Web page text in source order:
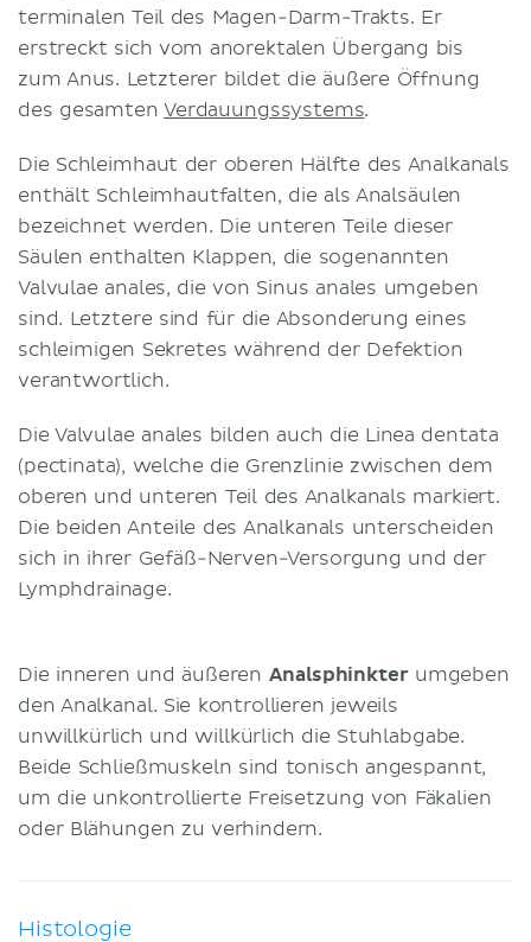
terminalen Teil des Magen-Darm-Trakts. Er
erstreckt sich vom anorektalen Übergang bis
zum Anus. Letzterer bildet die äußere Öffnung
des gesamtenVerdauungssystems.
Die Schleimhaut der oberen Hälfte des Analkanals
enthält Schleimhautfalten, die als Analsäulen
bezeichnet werden. Die unteren Teile dieser
Säulen enthalten Klappen, die sogenannten
Valvulae anales, die von Sinus anales umgeben
sind. Letztere sind für die Absonderung eines
schleimigen Sekretes während der Defektion
verantwortlich.
Die Valvulae anales bilden auch die Linea dentata
(pectinata), welche die Grenzlinie zwischen dem
oberen und unteren Teil des Analkanals markiert.
Die beiden Anteile des Analkanals unterscheiden
sich in ihrer Gefäß-Nerven-Versorgung und der
Lymphdrainage.
Die inneren und äußeren Analsphinkter umgeben
den Analkanal. Sie kontrollieren jeweils
unwillkürlich und willkürlich die Stuhlabgabe.
Beide Schließmuskeln sind tonisch angespannt,
um die unkontrollierte Freisetzung von Fäkalien
oder Blähungen zu verhindern.
Histologie